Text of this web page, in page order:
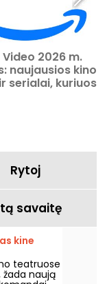
Video 2026 m.
naujausios kino
serialai, kuriuos
Rytoj
savaitę
kine
teatruose
žada naują